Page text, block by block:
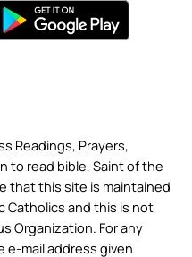
Readings, Prayers,
to read bible, Saint of the
that this site is maintained
Catholics and this is not
Organization. For any
mail address given